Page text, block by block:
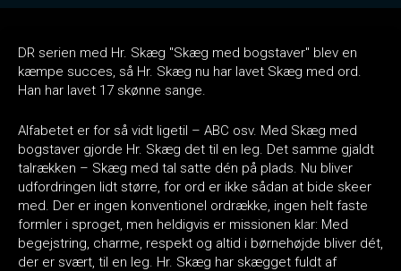
DR serien med Hr. Skæg "Skæg med bogstaver" blev en
kæmpe succes, så Hr. Skæg nu har lavet Skæg med ord.
Han har lavet 17 skønne sange.
Alfabetet er for så vidt ligetil – ABC osv. Med Skæg med
bogstaver gjorde Hr. Skæg det til en leg. Det samme gjaldt
talrækken – Skæg med tal satte dén på plads. Nu bliver
udfordringen lidt større, for ord er ikke sådan at bide skeer
med. Der er ingen konventionel ordrække, ingen helt faste
formler i sproget, men heldigvis er missionen klar: Med
begejstring, charme, respekt og altid i børnehøjde bliver dét,
der er svært, til en leg. Hr. Skæg har skægget fuldt af